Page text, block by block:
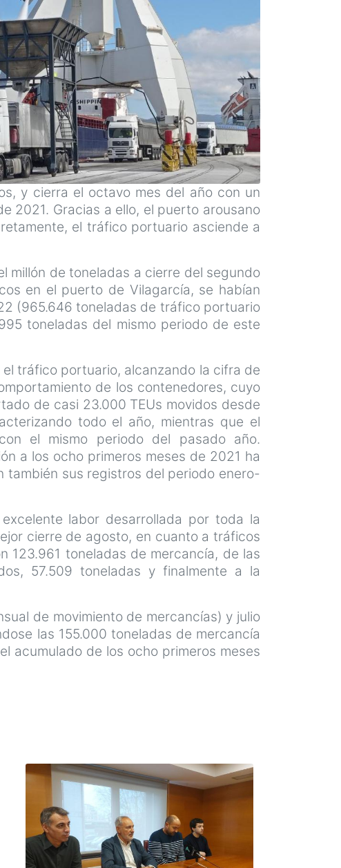
y cierra el octavo mes del año con un
2021. Gracias a ello, el puerto arousano
el tráfico portuario asciende a
millón de toneladas a cierre del segundo
en el puerto de Vilagarcía, se habían
(965.646 toneladas de tráfico portuario
toneladas del mismo periodo de este
tráfico portuario, alcanzando la cifra de
de los contenedores, cuyo
de casi 23.000 TEUs movidos desde
todo el año, mientras que el
el mismo periodo del pasado año.
a los ocho primeros meses de 2021 ha
también sus registros del periodo enero-
labor desarrollada por toda la
cierre de agosto, en cuanto a tráficos
123.961 toneladas de mercancía, de las
57.509 toneladas y finalmente a la
de movimiento de mercancías) y julio
las 155.000 toneladas de mercancía
acumulado de los ocho primeros meses